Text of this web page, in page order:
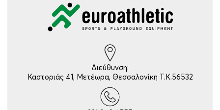
Διεύθυνση:
Καστοριάς 41, Μετέωρα, Θεσσαλονίκη Τ.Κ.56532